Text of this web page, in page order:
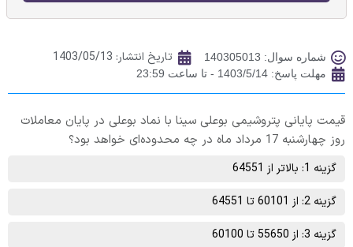
شماره سوال: 140305013 تاریخ انتشار: 1403/05/13
مهلت پاسخ: 1403/5/14 - تا ساعت 23:59
قیمت پایانی پتروشيمی بوعلی سينا با نماد بوعلی در پایان معاملات
روز چهارشنبه 17 مرداد ماه در چه محدوده‌ای خواهد بود؟
گزینه 1: بالاتر از 64551
گزینه 2: از 60101 تا 64551
گزینه 3: از 55650 تا 60100